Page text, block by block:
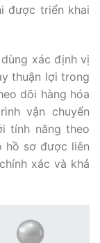
được triển khai
xác định vị
thuận lợi trong
dõi hàng hóa
vận chuyển
tính năng theo
hồ sơ được liên
xác và khả